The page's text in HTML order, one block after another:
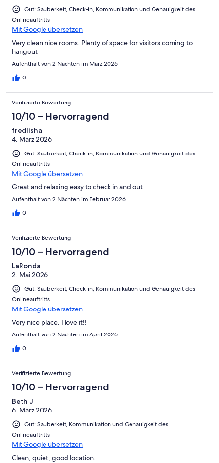
Gut: Sauberkeit, Check-in, Kommunikation und Genauigkeit des
Onlineauftritts
Mit Google übersetzen
Very clean nice rooms. Plenty of space for visitors coming to
hangout
Aufenthalt von 2 Nächten im März 2026
0
Verifizierte Bewertung
10/10 – Hervorragend
fredlisha
4. März 2026
Gut: Sauberkeit, Check-in, Kommunikation und Genauigkeit des
Onlineauftritts
Mit Google übersetzen
Great and relaxing easy to check in and out
Aufenthalt von 2 Nächten im Februar 2026
0
Verifizierte Bewertung
10/10 – Hervorragend
LaRonda
2. Mai 2026
Gut: Sauberkeit, Check-in, Kommunikation und Genauigkeit des
Onlineauftritts
Mit Google übersetzen
Very nice place. I love it!!
Aufenthalt von 2 Nächten im April 2026
0
Verifizierte Bewertung
10/10 – Hervorragend
Beth J
6. März 2026
Gut: Sauberkeit, Kommunikation und Genauigkeit des
Onlineauftritts
Mit Google übersetzen
Clean, quiet, good location.